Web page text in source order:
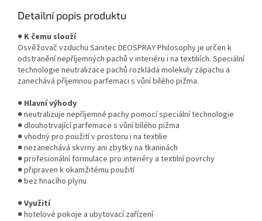
Detailní popis produktu
● K čemu slouží
Osvěžovač vzduchu Sanitec DEOSPRAY Philosophy je určen k
odstranění nepříjemných pachů v interiéru i na textiliích. Speciální
technologie neutralizace pachů rozkládá molekuly zápachu a
zanechává příjemnou parfemaci s vůní bílého pižma.
● Hlavní výhody
● neutralizuje nepříjemné pachy pomocí speciální technologie
● dlouhotrvající parfemace s vůní bílého pižma
● vhodný pro použití v prostoru i na textilie
● nezanechává skvrny ani zbytky na tkaninách
● profesionální formulace pro interiéry a textilní povrchy
● připraven k okamžitému použití
● bez hnacího plynu
●Využití
● hotelové pokoje a ubytovací zařízení